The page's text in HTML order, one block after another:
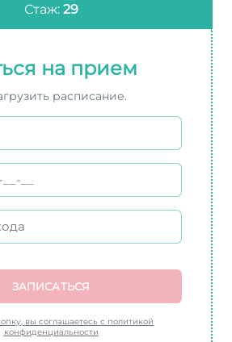
Стаж: 29
на прием
расписание.
ЗАПИСАТЬСЯ
вы соглашаетесь с политикой
конфиденциальности